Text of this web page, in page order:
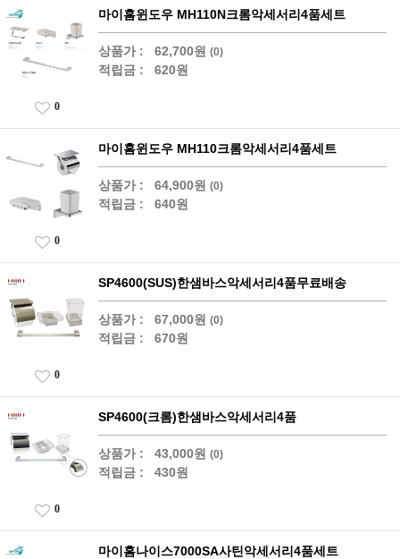
마이홈윈도우 MH110N크롬악세서리4품세트
상품가 : 62,700원 (0)
적립금 : 620원
0
마이홈윈도우 MH110크롬악세서리4품세트
상품가 : 64,900원 (0)
적립금 : 640원
0
SP4600(SUS)한샘바스악세서리4품무료배송
상품가 : 67,000원 (0)
적립금 : 670원
0
SP4600(크롬)한샘바스악세서리4품
상품가 : 43,000원 (0)
적립금 : 430원
0
마이홈나이스7000SA사틴악세서리4품세트